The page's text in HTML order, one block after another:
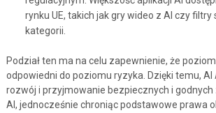
rynku UE, takich jak gry wideo z AI czy filtry
kategorii.
Podział ten ma na celu zapewnienie, że
odpowiedni do poziomu ryzyka. Dzięki temu,
rozwój i przyjmowanie bezpiecznych i
AI, jednocześnie chroniąc podstawowe prawa